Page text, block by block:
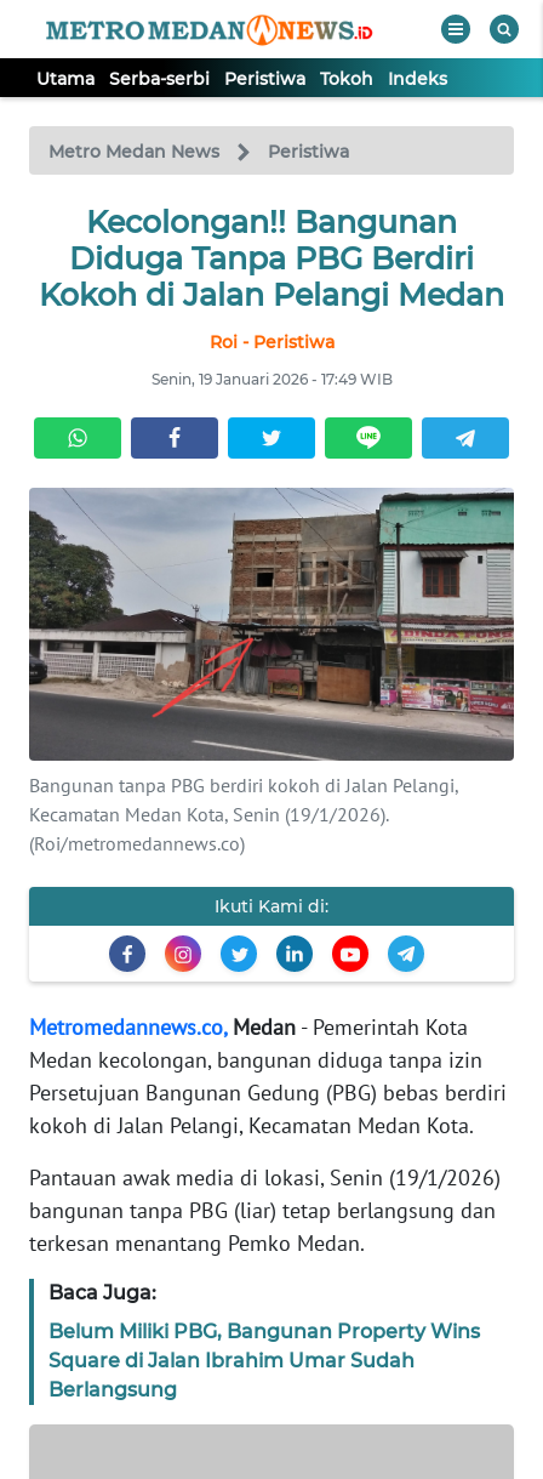
Utama Serba-serbi Peristiwa Tokoh Indeks
Metro Medan News Peristiwa
Kecolongan!! Bangunan
Diduga Tanpa PBG Berdiri
Kokoh di Jalan Pelangi Medan
Roi - Peristiwa
Senin, 19 Januari 2026 - 17:49 WIB
Bangunan tanpa PBG berdiri kokoh di Jalan Pelangi,
Kecamatan Medan Kota, Senin (19/1/2026).
(Roi/metromedannews.co)
Ikuti Kami di:
Metromedannews.co, Medan - Pemerintah Kota
Medan kecolongan, bangunan diduga tanpa izin
Persetujuan Bangunan Gedung (PBG) bebas berdiri
kokoh di Jalan Pelangi, Kecamatan Medan Kota.
Pantauan awak media di lokasi, Senin (19/1/2026)
bangunan tanpa PBG (liar) tetap berlangsung dan
terkesan menantang Pemko Medan.
Baca Juga:
Belum Miliki PBG, Bangunan Property Wins
Square di Jalan Ibrahim Umar Sudah
Berlangsung
TV
Tutup
UTAMA
SERBA-
SERBI
TOKOH
Informasi
INDEKS
BERITA
KONTAK
KAMI
TENTANG
KAMI
PEDOMAN
SIBER
REDAKSI
KARIR
DISCLAIMER
Wahana
News
Regional
WN
SUMUT
WN